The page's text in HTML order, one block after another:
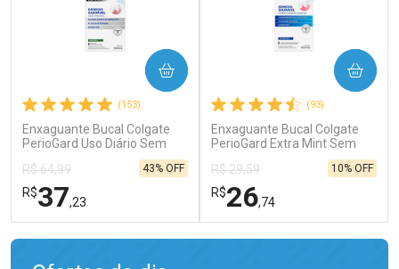
(153)
Enxaguante Bucal Colgate
PerioGard Uso Diário Sem
R$ 64,99
R$37,23
43% OFF
COMPRAR
(93)
Enxaguante Bucal Colgate
PerioGard Extra Mint Sem
R$ 29,59
R$26,74
10% OFF
COMPRAR